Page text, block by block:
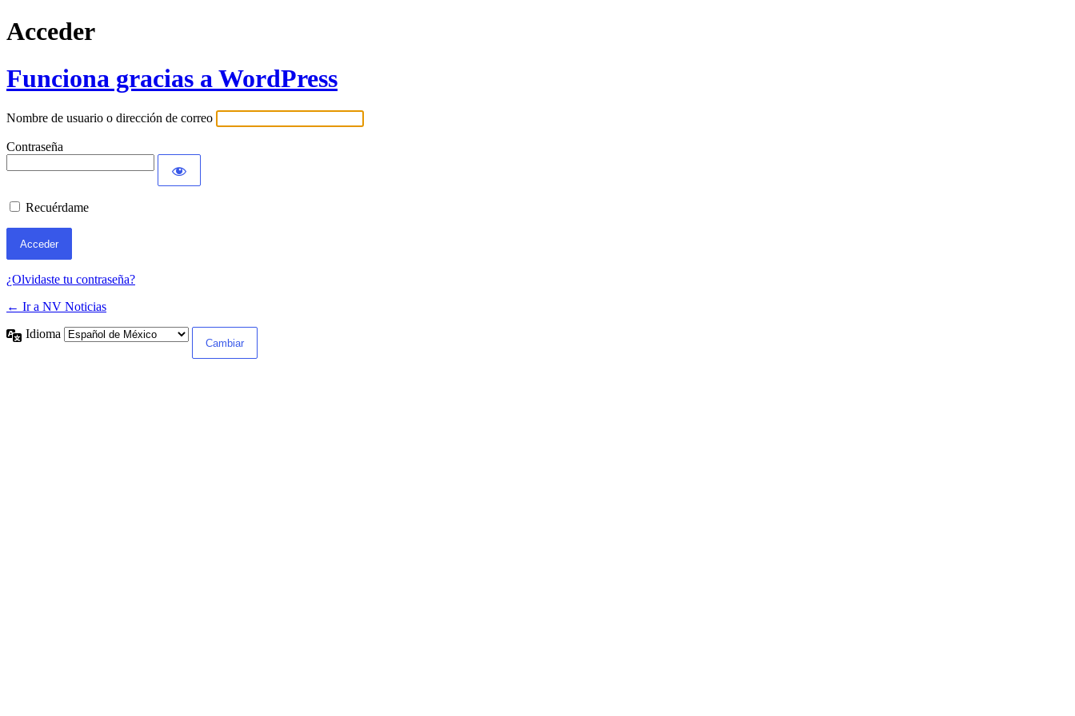
Acceder
Funciona gracias a WordPress
Nombre de usuario o dirección de correo
Contraseña
Recuérdame
¿Olvidaste tu contraseña?
← Ir a NV Noticias
Idioma